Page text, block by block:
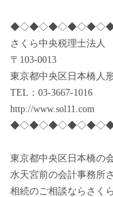
さくら中央税理士法人
〒103-0013
東京都中央区日本橋人
TEL：03-3667-1016
http://www.sol11.com
東京都中央区日本橋の
水天宮前の会計事務所
相続のご相談ならさく